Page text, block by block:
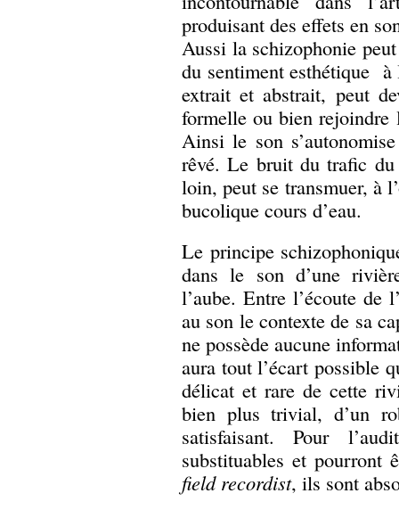
produisant des effets en
Aussi la schizophonie
du sentiment esthétique
extrait et abstrait, peut
formelle ou bien rejoindre
Ainsi le son
rêvé. Le bruit du trafic du
loin, peut se transmuer, à
bucolique cours d’eau.
Le principe
dans le son d’une
l’aube. Entre l’écoute de
au son le contexte de sa
ne possède aucune
aura tout l’écart possible
délicat et rare de cette
bien plus trivial, d’un
satisfaisant. Pour
substituables et pourront
field recordist, ils sont